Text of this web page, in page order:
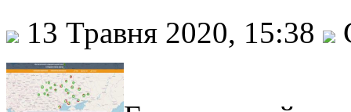
13 Травня 2020, 15:38